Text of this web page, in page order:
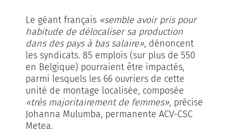
Le géant français «semble avoir pris pour
habitude de délocaliser sa production
dans des pays à bas salaire», dénoncent
les syndicats. 85 emplois (sur plus de 550
en Belgique) pourraient être impactés,
parmi lesquels les 66 ouvriers de cette
unité de montage localisée, composée
«très majoritairement de femmes», précise
Johanna Mulumba, permanente ACV-CSC
Metea.